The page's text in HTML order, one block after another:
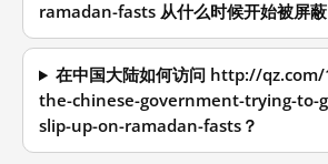
ramadan-fasts 从什么时候开始被屏蔽
在中国大陆如何访问 http://
the-chinese-government-trying-to-
slip-up-on-ramadan-fasts？